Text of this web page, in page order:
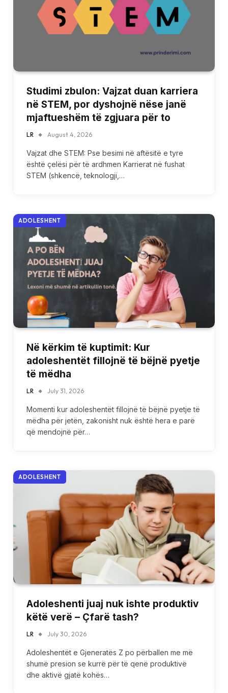
Studimi zbulon: Vajzat duan karriera
në STEM, por dyshojnë nëse janë
mjaftueshëm të zgjuara për to
LR August 4, 2026
Vajzat dhe STEM: Pse besimi në aftësitë e tyre
është çelësi për të ardhmen Karrierat në fushat
STEM (shkencë, teknologji,…
ADOLESHENT
Në kërkim të kuptimit: Kur
adoleshentët fillojnë të bëjnë pyetje
të mëdha
LR July 31, 2026
Momenti kur adoleshentët fillojnë të bëjnë pyetje të
mëdha për jetën, zakonisht nuk është hera e parë
që mendojnë për…
ADOLESHENT
Adoleshenti juaj nuk ishte produktiv
këtë verë – Çfarë tash?
LR July 30, 2026
Adoleshentët e Gjeneratës Z po përballen me më
shumë presion se kurrë për të qenë produktivë
dhe aktivë gjatë kohës…